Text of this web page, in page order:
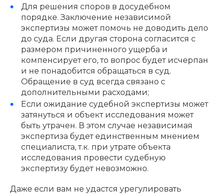
Для решения споров в досудебном
порядке. Заключение независимой
экспертизы может помочь не доводить дело
до суда. Если другая сторона согласится с
размером причиненного ущерба и
компенсирует его, то вопрос будет исчерпан
и не понадобится обращаться в суд.
Обращение в суд всегда связано с
дополнительными расходами;
Если ожидание судебной экспертизы может
затянуться и объект исследования может
быть утрачен. В этом случае независимая
экспертиза будет единственным мнением
специалиста, т.к. при утрате объекта
исследования провести судебную
экспертизу будет невозможно.
Даже если вам не удастся урегулировать